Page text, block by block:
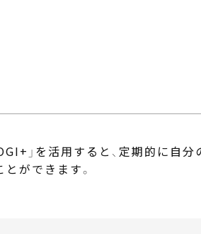
」 を活用すると、定期的に自分
ができます。